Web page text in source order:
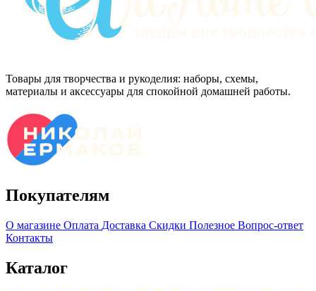
Товары для творчества и рукоделия: наборы, схемы,
материалы и аксессуары для спокойной домашней работы.
Покупателям
О магазине Оплата Доставка Скидки Полезное Вопрос-ответ
Контакты
Каталог